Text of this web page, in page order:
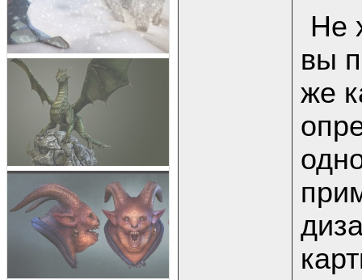
Не
вы
же